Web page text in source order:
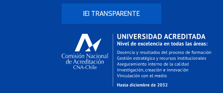
IEI TRANSPARENTE